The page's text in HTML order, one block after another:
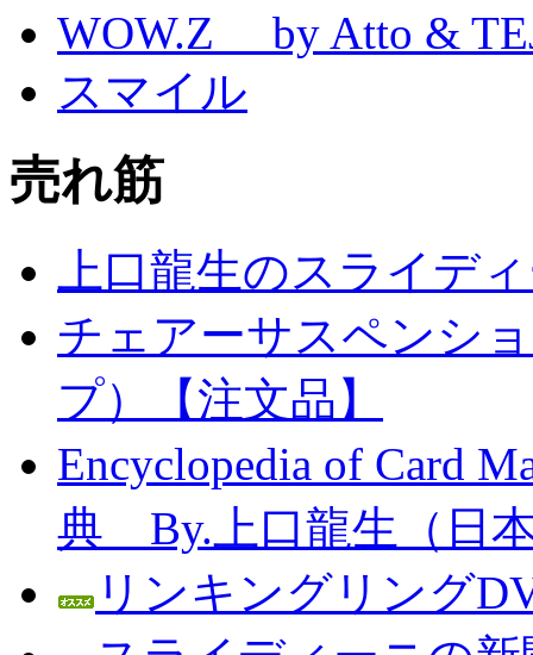
WOW.Z by Atto &
スマイル
売れ筋
上口龍生のスライデ
チェアーサスペンシ
プ）【注文品】
Encyclopedia of Card
典 By.上口龍生（日
リンキングリング